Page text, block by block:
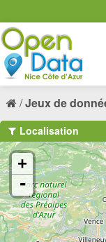
Jeux de
Localisation
+
-